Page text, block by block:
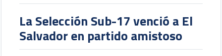
La Selección Sub-17 venció a El
Salvador en partido amistoso